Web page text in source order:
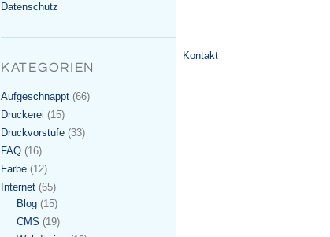
Datenschutz
KATEGORIEN
Aufgeschnappt (66)
Druckerei (15)
Druckvorstufe (33)
FAQ (16)
Farbe (12)
Internet (65)
Blog (15)
CMS (19)
Kontakt